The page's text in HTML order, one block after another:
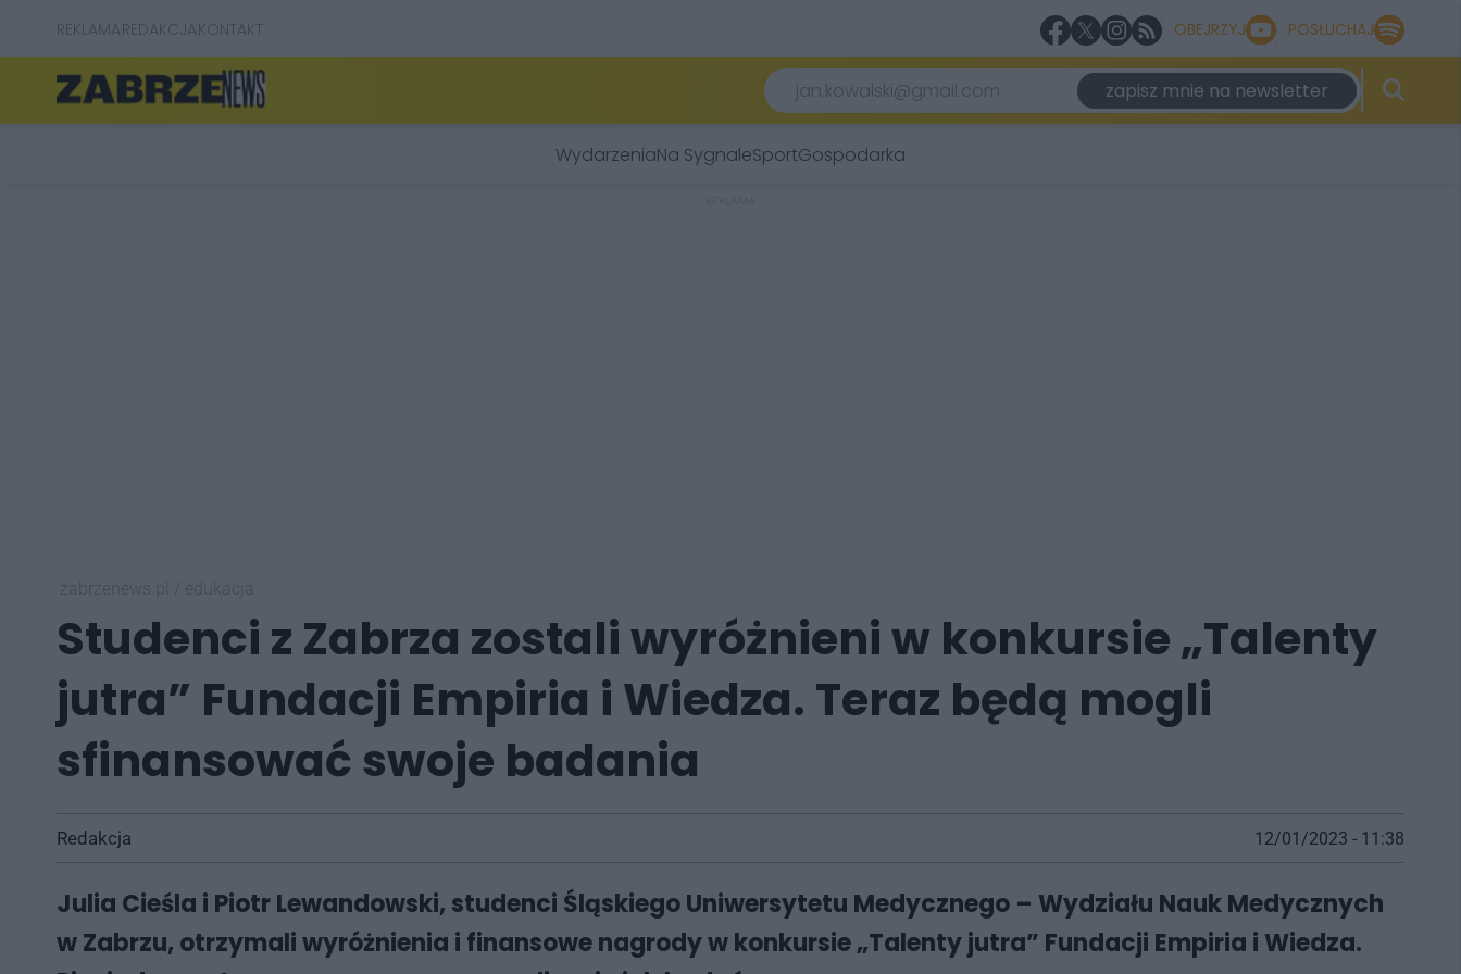
REKLAMAREDAKCJAKONTAKT OBEJRZYJ POSŁUCHAJ
zapisz mnie na newsletter
WydarzeniaNa SygnaleSportGospodarka
Studenci z Zabrza zostali wyróżnieni w konkursie „Talenty
jutra” Fundacji Empiria i Wiedza. Teraz będą mogli
sfinansować swoje badania
Redakcja 12/01/2023 - 11:38
Julia Cieśla i Piotr Lewandowski, studenci Śląskiego Uniwersytetu Medycznego – Wydziału Nauk Medycznych
w Zabrzu, otrzymali wyróżnienia i finansowe nagrody w konkursie „Talenty jutra” Fundacji Empiria i Wiedza.